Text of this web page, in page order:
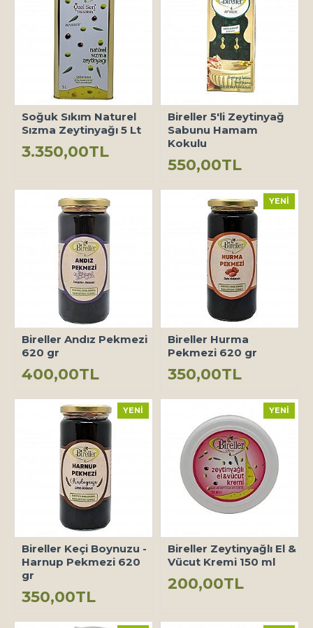
Soğuk Sıkım Naturel
Sızma Zeytinyağı 5 Lt
3.350,00TL
Bireller 5'li Zeytinyağ
Sabunu Hamam
Kokulu
550,00TL
Bireller Andız Pekmezi
620 gr
400,00TL
YENI
Bireller Hurma
Pekmezi 620 gr
350,00TL
YENI
Bireller Keçi Boynuzu -
Harnup Pekmezi 620
gr
350,00TL
YENI
Bireller Zeytinyağlı El &
Vücut Kremi 150 ml
200,00TL